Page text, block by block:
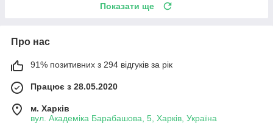
Показати ще
Про нас
91% позитивних з 294 відгуків за рік
Працює з 28.05.2020
м. Харків
вул. Академіка Барабашова, 5, Харків, Україна